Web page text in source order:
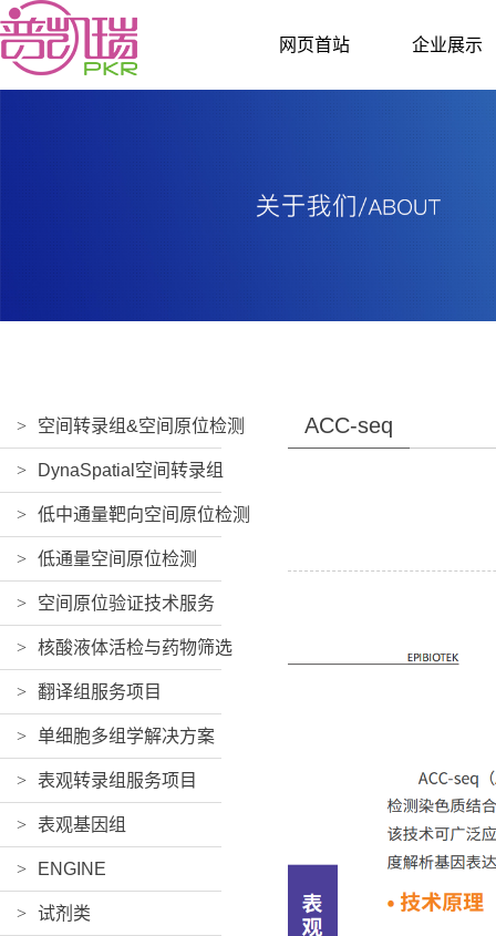
网页首站 企业展示
> 空间转录组&空间原位检测
> DynaSpatial空间转录组
> 低中通量靶向空间原位检测
> 低通量空间原位检测
> 空间原位验证技术服务
> 核酸液体活检与药物筛选
> 翻译组服务项目
> 单细胞多组学解决方案
> 表观转录组服务项目
> 表观基因组
> ENGINE
> 试剂类
ACC-seq